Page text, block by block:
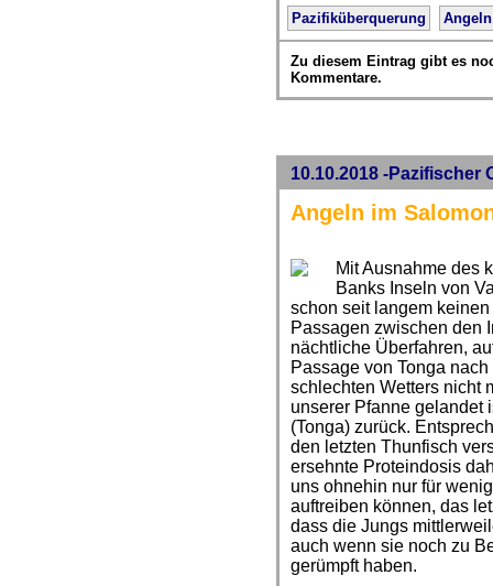
Pazifiküberquerung Angeln
Zu diesem Eintrag gibt es
Kommentare.
10.10.2018 -Pazifischer
Angeln im
Mit Ausnahme des
Banks Inseln von
schon seit langem
Passagen zwischen den
nächtliche Überfahren,
Passage von Tonga
schlechten Wetters nicht
unserer Pfanne gelandet
(Tonga) zurück.
den letzten Thunfisch
ersehnte Proteindosis
uns ohnehin nur für
auftreiben können, das
dass die Jungs
auch wenn sie noch zu
gerümpft haben.